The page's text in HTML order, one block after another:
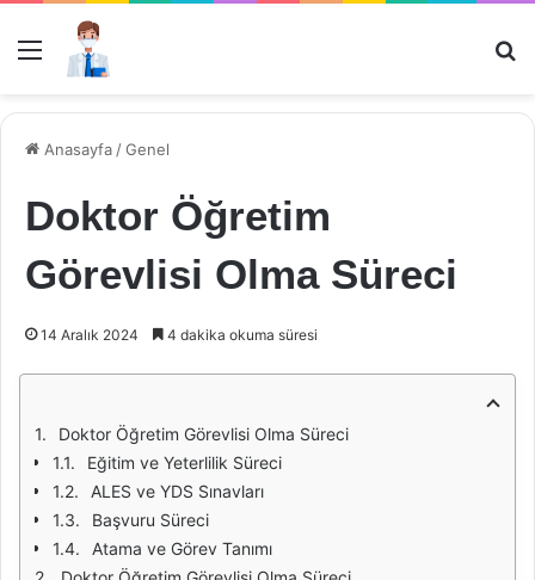
Menü
Anasayfa /Genel
Doktor Öğretim
Görevlisi Olma Süreci
14 Aralık 2024 4 dakika okuma süresi
Doktor Öğretim Görevlisi Olma Süreci
Eğitim ve Yeterlilik Süreci
ALES ve YDS Sınavları
Başvuru Süreci
Atama ve Görev Tanımı